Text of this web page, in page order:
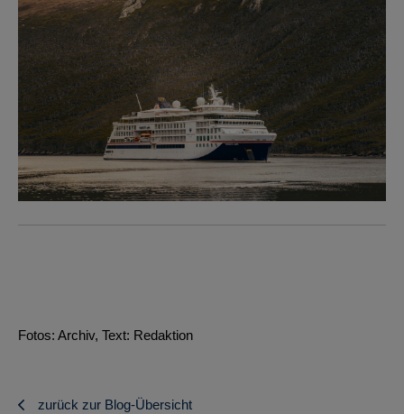
Fotos: Archiv, Text: Redaktion
zurück zur Blog-Übersicht